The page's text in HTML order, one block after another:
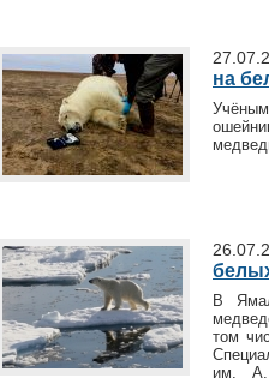
на
Учёным
В
том
им.